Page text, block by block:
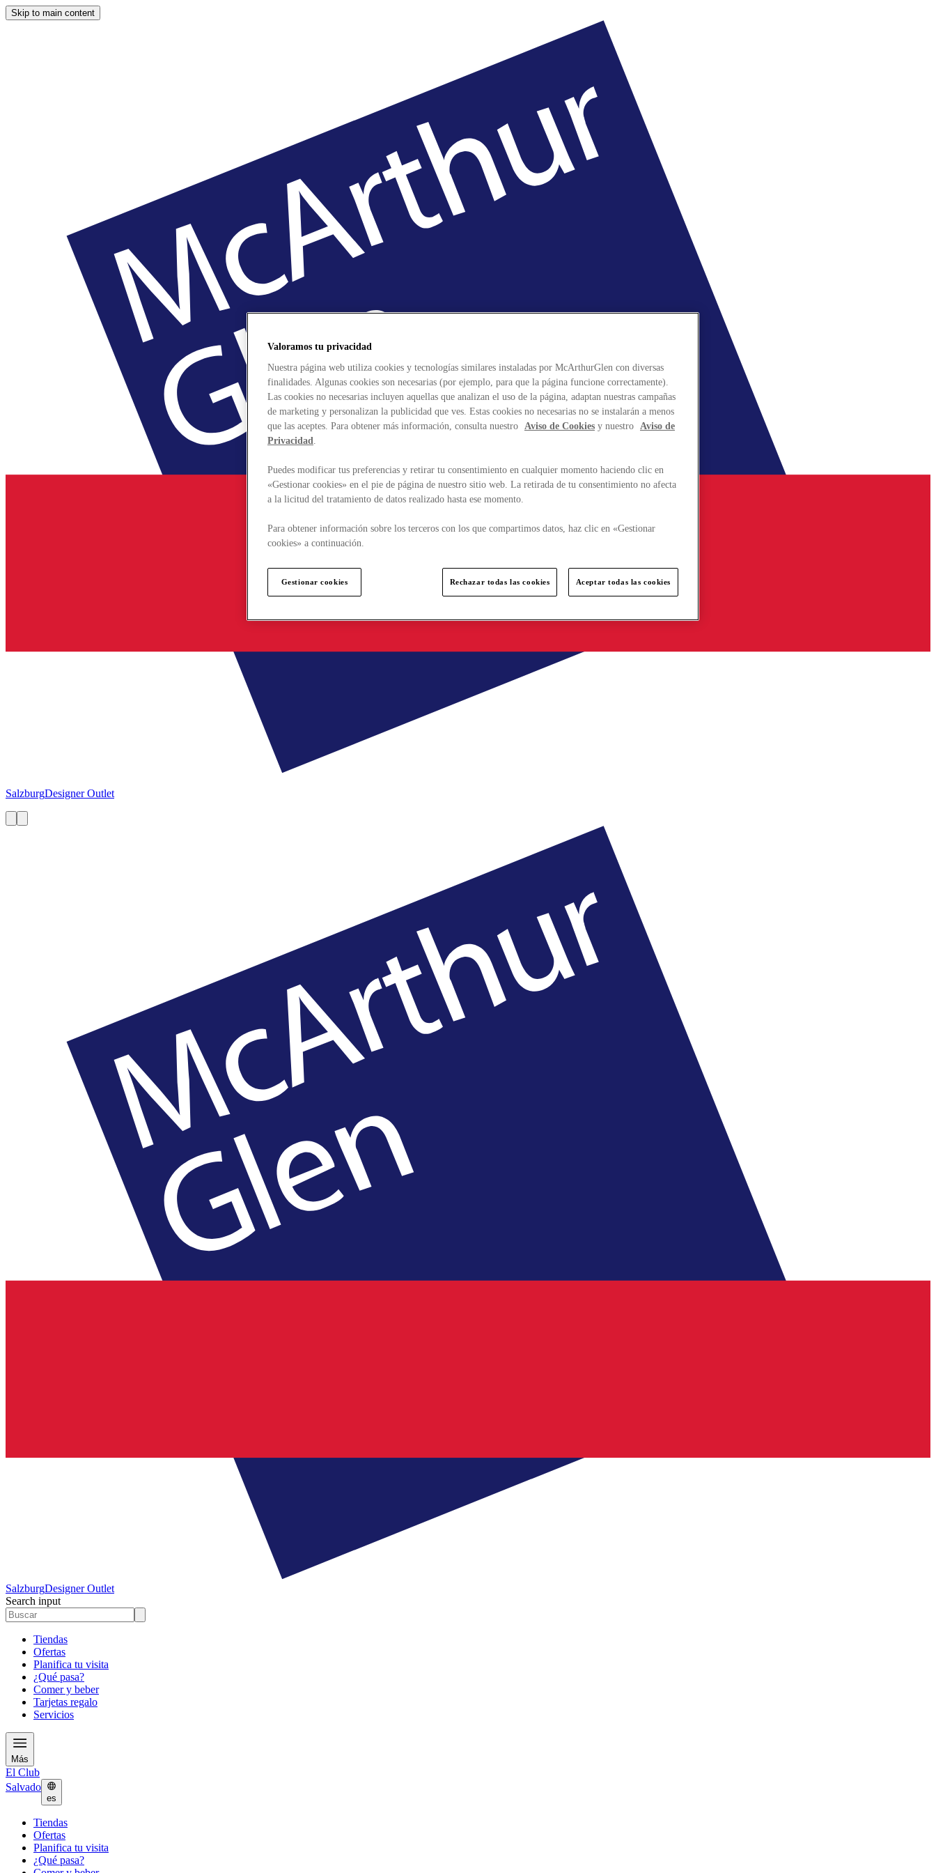
Skip to main content
SalzburgDesigner Outlet
SalzburgDesigner Outlet
Search input
Tiendas
Ofertas
Planifica tu visita
¿Qué pasa?
Comer y beber
Tarjetas regalo
Servicios
Más
El Club
Salvado
es
Tiendas
Ofertas
Planifica tu visita
¿Qué pasa?
Valoramos tu privacidad
Nuestra página web utiliza cookies y tecnologías similares instaladas por McArthurGlen con diversas
finalidades. Algunas cookies son necesarias (por ejemplo, para que la página funcione correctamente).
Las cookies no necesarias incluyen aquellas que analizan el uso de la página, adaptan nuestras campañas
de marketing y personalizan la publicidad que ves. Estas cookies no necesarias no se instalarán a menos
que las aceptes. Para obtener más información, consulta nuestro Aviso de Cookies y nuestro Aviso de
Privacidad.
Puedes modificar tus preferencias y retirar tu consentimiento en cualquier momento haciendo clic en
«Gestionar cookies» en el pie de página de nuestro sitio web. La retirada de tu consentimiento no afecta
a la licitud del tratamiento de datos realizado hasta ese momento.
Para obtener información sobre los terceros con los que compartimos datos, haz clic en «Gestionar
cookies» a continuación.
Gestionar cookies Rechazar todas las cookies Aceptar todas las cookies